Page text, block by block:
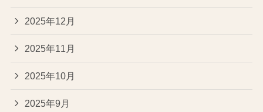
2025年12月
2025年11月
2025年10月
2025年9月